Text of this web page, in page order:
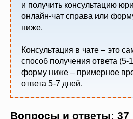
и получить консультацию
онлайн-чат справа или
ниже.
Консультация в чате – это
способ получения ответа (5-
форму ниже – примерное
ответа 5-7 дней.
Вопросы и ответы: 37